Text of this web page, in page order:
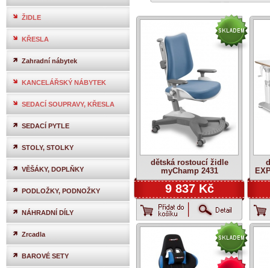
ŽIDLE
KŘESLA
Zahradní nábytek
KANCELÁŘSKÝ NÁBYTEK
SEDACÍ SOUPRAVY, KŘESLA
SEDACÍ PYTLE
STOLY, STOLKY
VĚŠÁKY, DOPLŇKY
PODLOŽKY, PODNOŽKY
NÁHRADNÍ DÍLY
Zrcadla
BAROVÉ SETY
dětská rostoucí židle
myChamp 2431
9 837 Kč